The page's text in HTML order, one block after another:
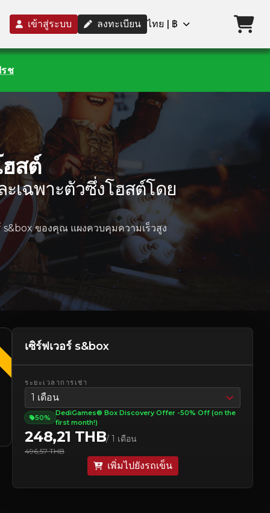
เข้าสู่ระบบ ลงทะเบียน ไทย | ฿
ช
ฮสต์
เฉพาะตัวซึ่งโฮสต์โดย
ของคุณ แผงควบคุมความเร็วสูง
เซิร์ฟเวอร์ s&box
ระยะเวลาการเช่า
1 เดือน
50%
DediGames® Box Discovery Offer -50% Off (on the
first month!)
248,21 THB/ 1 เดือน
496,57 THB
เพิ่มไปยังรถเข็น